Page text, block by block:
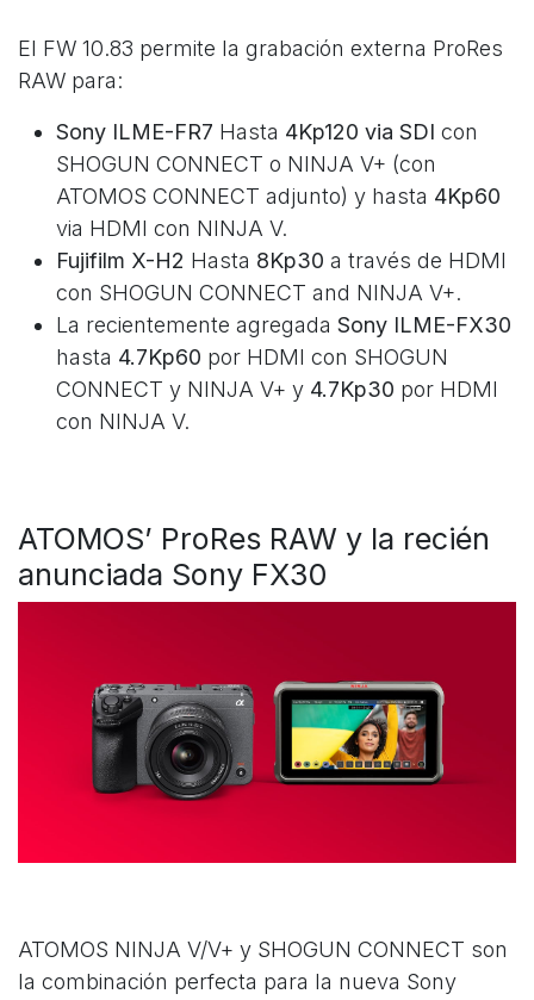
El FW 10.83 permite la grabación externa ProRes
RAW para:
Sony ILME-FR7 Hasta 4Kp120 via SDI con
SHOGUN CONNECT o NINJA V+ (con
ATOMOS CONNECT adjunto) y hasta 4Kp60
via HDMI con NINJA V.
Fujifilm X-H2 Hasta 8Kp30 a través de HDMI
con SHOGUN CONNECT and NINJA V+.
La recientemente agregada Sony ILME-FX30
hasta 4.7Kp60 por HDMI con SHOGUN
CONNECT y NINJA V+ y 4.7Kp30 por HDMI
con NINJA V.
ATOMOS’ ProRes RAW y la recién
anunciada Sony FX30
ATOMOS NINJA V/V+ y SHOGUN CONNECT son
la combinación perfecta para la nueva Sony